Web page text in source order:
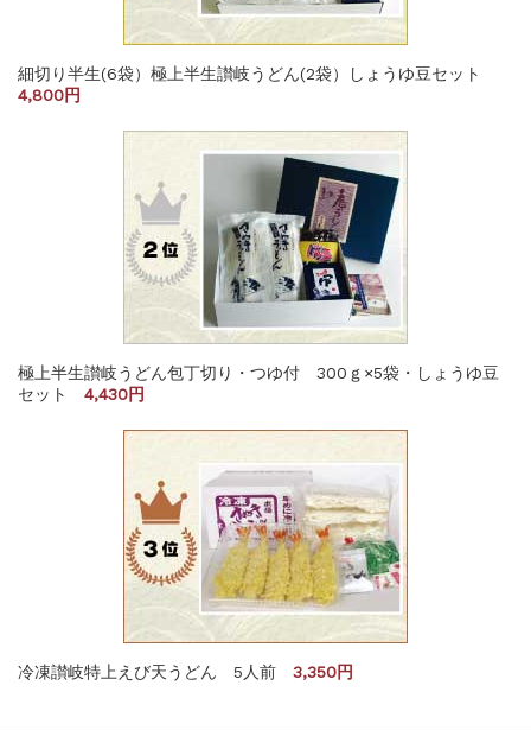
細切り半生(6袋）極上半生讃岐うどん(2袋）しょうゆ豆セット
4,800円
極上半生讃岐うどん包丁切り・つゆ付 300ｇ×5袋・しょうゆ豆
セット 4,430円
冷凍讃岐特上えび天うどん 5人前 3,350円